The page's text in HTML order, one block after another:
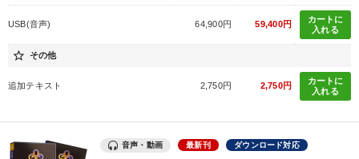
USB(音声) 64,900円 59,400円
カートに
入れる
star_border その他
追加テキスト 2,750円 2,750円
カートに
入れる
音声・動画 最新刊 ダウンロード対応